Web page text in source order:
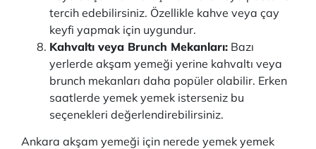
tercih edebilirsiniz. Özellikle kahve veya çay
keyfi yapmak için uygundur.
Kahvaltı veya Brunch Mekanları: Bazı
yerlerde akşam yemeği yerine kahvaltı veya
brunch mekanları daha popüler olabilir. Erken
saatlerde yemek yemek isterseniz bu
seçenekleri değerlendirebilirsiniz.
Ankara akşam yemeği için nerede yemek yemek